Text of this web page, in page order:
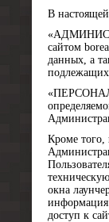
В
сайтом
данных, а
подлежащих
Кроме того,
окна
информация
доступ к